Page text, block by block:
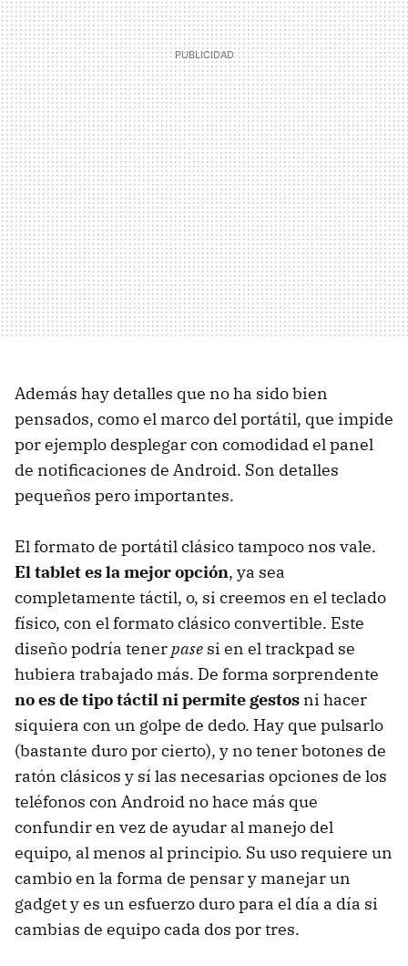
Además hay detalles que no ha sido bien
pensados, como el marco del portátil, que impide
por ejemplo desplegar con comodidad el panel
de notificaciones de Android. Son detalles
pequeños pero importantes.
El formato de portátil clásico tampoco nos vale.
El tablet es la mejor opción, ya sea
completamente táctil, o, si creemos en el teclado
físico, con el formato clásico convertible. Este
diseño podría tenerpase si en el trackpad se
hubiera trabajado más. De forma sorprendente
no es de tipo táctil ni permite gestos ni hacer
siquiera con un golpe de dedo. Hay que pulsarlo
(bastante duro por cierto), y no tener botones de
ratón clásicos y sí las necesarias opciones de los
teléfonos con Android no hace más que
confundir en vez de ayudar al manejo del
equipo, al menos al principio. Su uso requiere un
cambio en la forma de pensar y manejar un
gadget y es un esfuerzo duro para el día a día si
cambias de equipo cada dos por tres.